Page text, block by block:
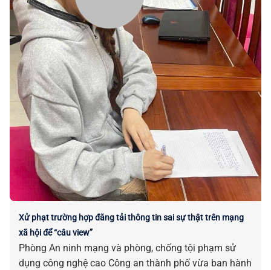
Xử phạt trường hợp đăng tải thông tin sai sự thật trên mạng
xã hội để “câu view”
Phòng An ninh mạng và phòng, chống tội phạm sử
dụng công nghệ cao Công an thành phố vừa ban hành